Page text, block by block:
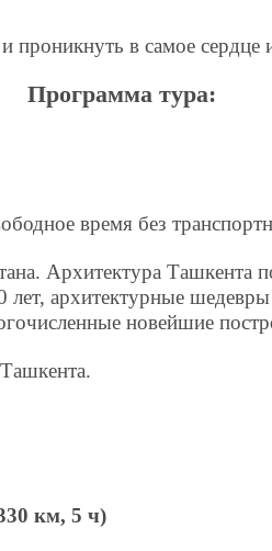
в самое сердце
Программа тура:
время без
Архитектура Ташкента
архитектурные
новейшие
км, 5 ч)